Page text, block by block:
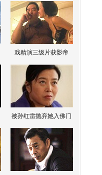
戏精演三级片获影帝
被孙红雷抛弃她入佛门